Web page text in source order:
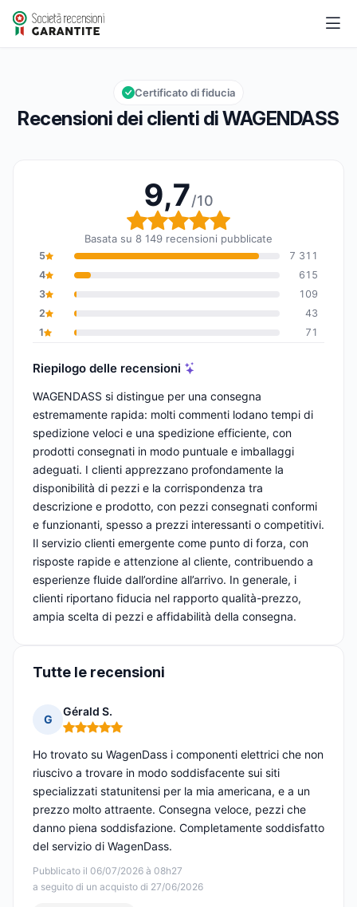
WAGENDASS
Valutazione globale: 9,7 su 10
9,7/10
Recensioni dei clienti di WAGENDASS
Certificato di fiducia
9,7/10
Valutazione globale:
Basata su 8 149 recensioni pubblicate
5
7 311
4
615
3
109
2
43
1
71
Riepilogo delle recensioni
WAGENDASS si distingue per una consegna
estremamente rapida: molti commenti lodano tempi di
spedizione veloci e una spedizione efficiente, con
prodotti consegnati in modo puntuale e imballaggi
adeguati. I clienti apprezzano profondamente la
disponibilità di pezzi e la corrispondenza tra
descrizione e prodotto, con pezzi consegnati conformi
e funzionanti, spesso a prezzi interessanti o competitivi.
Il servizio clienti emergente come punto di forza, con
risposte rapide e attenzione al cliente, contribuendo a
esperienze fluide dall’ordine all’arrivo. In generale, i
clienti riportano fiducia nel rapporto qualità-prezzo,
ampia scelta di pezzi e affidabilità della consegna.
Tutte le recensioni
G
Gérald S.
Nota: 5 su 5
Pubblicato il 06/07/2026 à 08h27
a seguito di un acquisto di 27/06/2026
Ho trovato su WagenDass i componenti elettrici che non
riuscivo a trovare in modo soddisfacente sui siti
specializzati statunitensi per la mia americana, e a un
prezzo molto attraente. Consegna veloce, pezzi che
danno piena soddisfazione. Completamente soddisfatto
del servizio di WagenDass.